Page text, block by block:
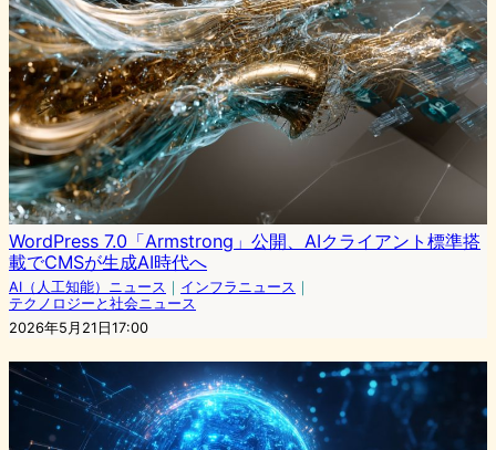
WordPress 7.0「Armstrong」公開、AIクライアント標準搭
載でCMSが生成AI時代へ
AI（人工知能）ニュース ｜ インフラニュース ｜
テクノロジーと社会ニュース
2026年5月21日17:00